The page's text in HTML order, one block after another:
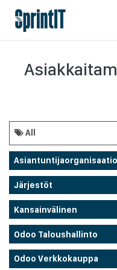
All
Järjestöt
Kansainvälinen
Odoo Taloushallinto
Odoo Verkkokauppa